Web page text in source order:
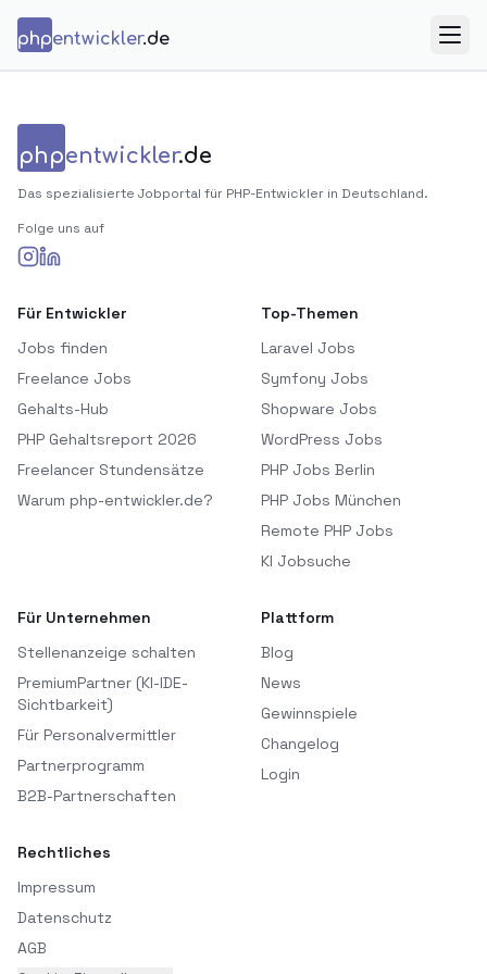
phpentwickler.de
phpentwickler.de
Das spezialisierte Jobportal für PHP-Entwickler in Deutschland.
Folge uns auf
Für Entwickler
Jobs finden
Freelance Jobs
Gehalts-Hub
PHP Gehaltsreport 2026
Freelancer Stundensätze
Warum php-entwickler.de?
Top-Themen
Laravel Jobs
Symfony Jobs
Shopware Jobs
WordPress Jobs
PHP Jobs Berlin
PHP Jobs München
Remote PHP Jobs
KI Jobsuche
Für Unternehmen
Stellenanzeige schalten
PremiumPartner (KI-IDE-
Sichtbarkeit)
Für Personalvermittler
Partnerprogramm
B2B-Partnerschaften
Plattform
Blog
News
Gewinnspiele
Changelog
Login
Rechtliches
Impressum
Datenschutz
AGB